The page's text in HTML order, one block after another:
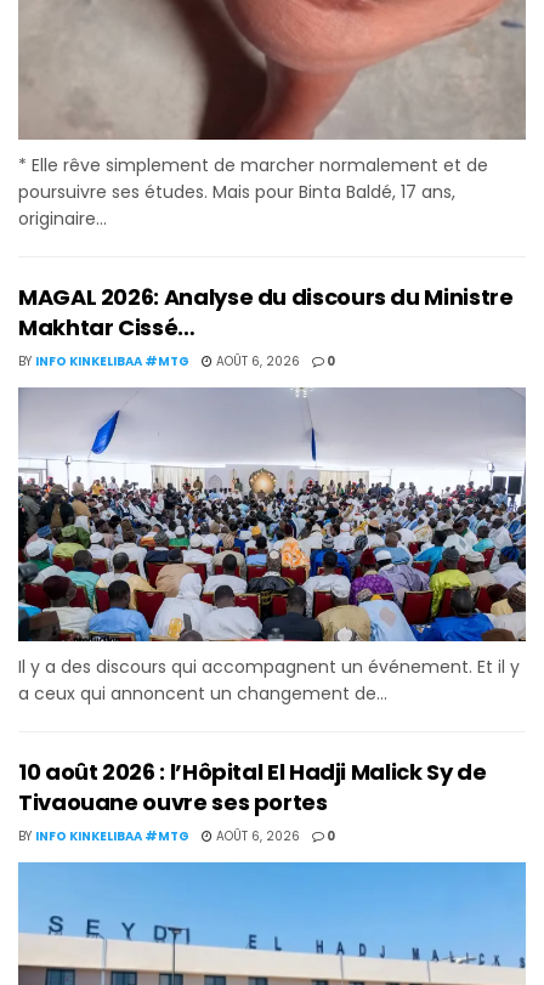
* Elle rêve simplement de marcher normalement et de
poursuivre ses études. Mais pour Binta Baldé, 17 ans,
originaire...
MAGAL 2026: Analyse du discours du Ministre
Makhtar Cissé…
BY INFO KINKELIBAA #MTG AOÛT 6, 2026 0
Il y a des discours qui accompagnent un événement. Et il y
a ceux qui annoncent un changement de...
10 août 2026 : l’Hôpital El Hadji Malick Sy de
Tivaouane ouvre ses portes
BY INFO KINKELIBAA #MTG AOÛT 6, 2026 0